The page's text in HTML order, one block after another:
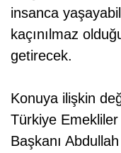
insanca
kaçınılmaz
getirecek.
Konuya ilişkin
Türkiye
Başkanı